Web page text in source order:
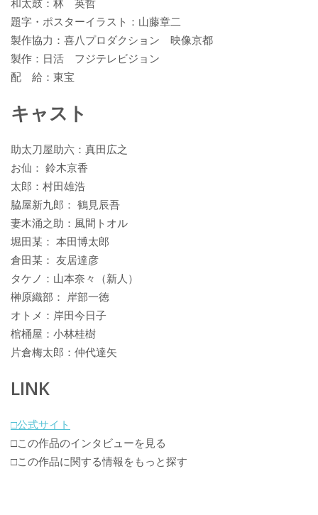
和太鼓：林 英哲
題字・ポスターイラスト：山藤章二
製作協力：喜八プロダクション 映像京都
製作：日活 フジテレビジョン
配 給：東宝
キャスト
助太刀屋助六：真田広之
お仙： 鈴木京香
太郎：村田雄浩
脇屋新九郎： 鶴見辰吾
妻木涌之助：風間トオル
堀田某： 本田博太郎
倉田某： 友居達彦
タケノ：山本奈々（新人）
榊原織部： 岸部一徳
オトメ：岸田今日子
棺桶屋：小林桂樹
片倉梅太郎：仲代達矢
LINK
□公式サイト
□この作品のインタビューを見る
□この作品に関する情報をもっと探す